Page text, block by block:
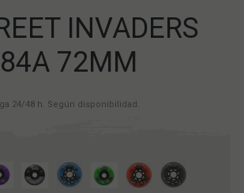
INVADERS
72MM
24/48 h. Según disponibilidad.